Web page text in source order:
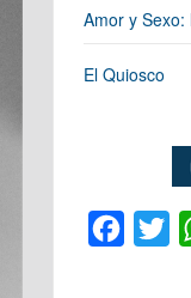
Amor y Sexo:
El Quiosco